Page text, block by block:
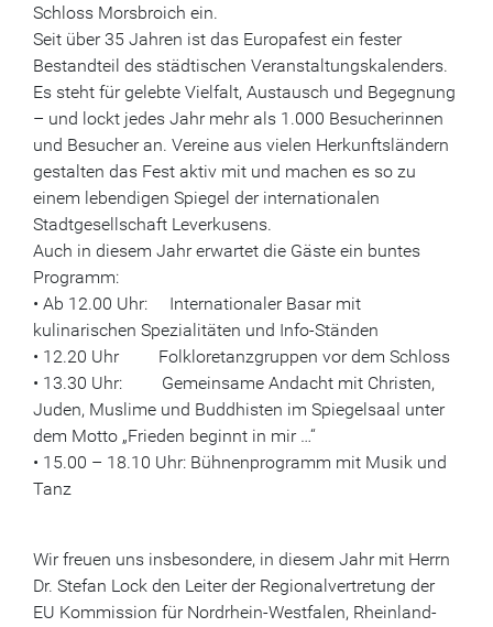
Schloss Morsbroich ein.
Seit über 35 Jahren ist das Europafest ein fester
Bestandteil des städtischen Veranstaltungskalenders.
Es steht für gelebte Vielfalt, Austausch und Begegnung
– und lockt jedes Jahr mehr als 1.000 Besucherinnen
und Besucher an. Vereine aus vielen Herkunftsländern
gestalten das Fest aktiv mit und machen es so zu
einem lebendigen Spiegel der internationalen
Stadtgesellschaft Leverkusens.
Auch in diesem Jahr erwartet die Gäste ein buntes
Programm:
• Ab 12.00 Uhr: Internationaler Basar mit
kulinarischen Spezialitäten und Info-Ständen
• 12.20 Uhr Folkloretanzgruppen vor dem Schloss
• 13.30 Uhr: Gemeinsame Andacht mit Christen,
Juden, Muslime und Buddhisten im Spiegelsaal unter
dem Motto „Frieden beginnt in mir …“
• 15.00 – 18.10 Uhr: Bühnenprogramm mit Musik und
Tanz
Wir freuen uns insbesondere, in diesem Jahr mit Herrn
Dr. Stefan Lock den Leiter der Regionalvertretung der
EU Kommission für Nordrhein-Westfalen, Rheinland-